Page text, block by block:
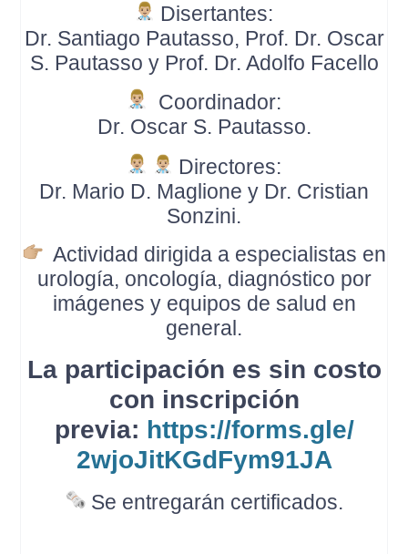
Disertantes:
Dr. Santiago Pautasso, Prof. Dr. Oscar
S. Pautasso y Prof. Dr. Adolfo Facello
Coordinador:
Dr. Oscar S. Pautasso.
Directores:
Dr. Mario D. Maglione y Dr. Cristian
Sonzini.
Actividad dirigida a especialistas en
urología, oncología, diagnóstico por
imágenes y equipos de salud en
general.
La participación es sin costo
con inscripción
previa: https://forms.gle/
2wjoJitKGdFym91JA
Se entregarán certificados.